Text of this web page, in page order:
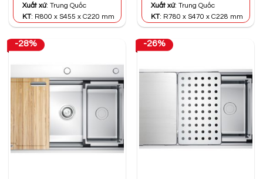
Xuất xứ: Trung Quốc
KT: R800 x S455 x C220 mm
Xuất xứ: Trung Quốc
KT: R780 x S470 x C228 mm
-28% -26%